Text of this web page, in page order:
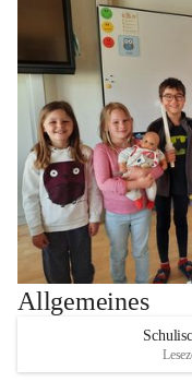
Allgemeines